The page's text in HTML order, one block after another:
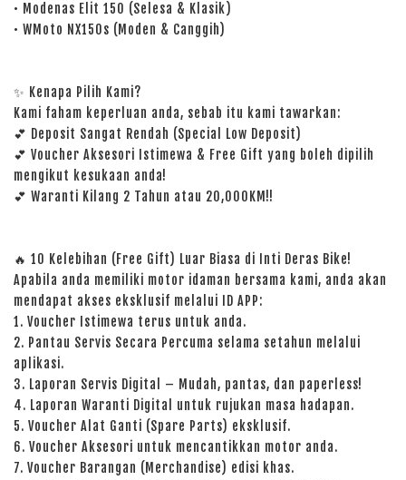
• Modenas Elit 150 (Selesa & Klasik)
• WMoto NX150s (Moden & Canggih)
✨ Kenapa Pilih Kami?
Kami faham keperluan anda, sebab itu kami tawarkan:
💕 Deposit Sangat Rendah (Special Low Deposit)
💕 Voucher Aksesori Istimewa & Free Gift yang boleh dipilih
mengikut kesukaan anda!
💕 Waranti Kilang 2 Tahun atau 20,000KM!!
🔥 10 Kelebihan (Free Gift) Luar Biasa di Inti Deras Bike!
Apabila anda memiliki motor idaman bersama kami, anda akan
mendapat akses eksklusif melalui ID APP:
1. Voucher Istimewa terus untuk anda.
2. Pantau Servis Secara Percuma selama setahun melalui
aplikasi.
3. Laporan Servis Digital – Mudah, pantas, dan paperless!
4. Laporan Waranti Digital untuk rujukan masa hadapan.
5. Voucher Alat Ganti (Spare Parts) eksklusif.
6. Voucher Aksesori untuk mencantikkan motor anda.
7. Voucher Barangan (Merchandise) edisi khas.